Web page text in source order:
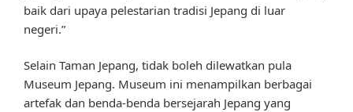
baik dari upaya pelestarian tradisi Jepang di luar
negeri.”
Selain Taman Jepang, tidak boleh dilewatkan pula
Museum Jepang. Museum ini menampilkan berbagai
artefak dan benda-benda bersejarah Jepang yang